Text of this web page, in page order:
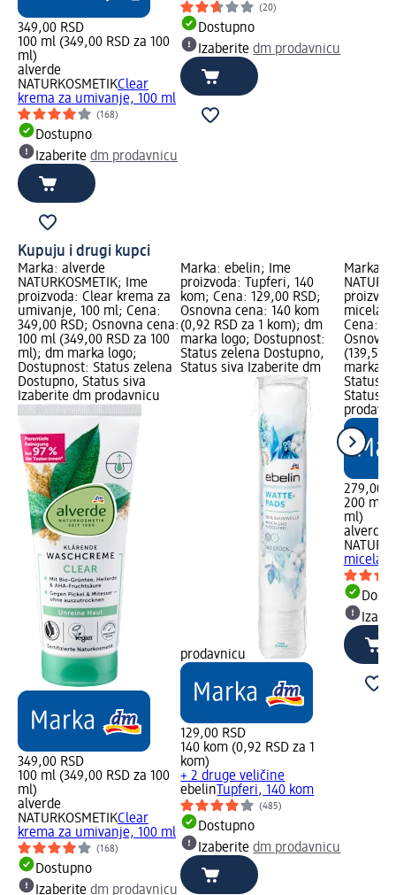
349,00 RSD
100 ml (349,00 RSD za 100
ml)
alverde
NATURKOSMETIKClear
krema za umivanje, 100 ml
(168)
Dostupno
Izaberite dm prodavnicu
(20)
Dostupno
Izaberitedm prodavnicu
Kupuju i drugi kupci
Marka: alverde
NATURKOSMETIK; Ime
proizvoda: Clear krema za
umivanje, 100 ml; Cena:
349,00 RSD; Osnovna cena:
100 ml (349,00 RSD za 100
ml); dm marka logo;
Dostupnost: Status zelena
Dostupno, Status siva
Izaberite dm prodavnicu
349,00 RSD
100 ml (349,00 RSD za 100
ml)
alverde
NATURKOSMETIKClear
krema za umivanje, 100 ml
(168)
Dostupno
Izaberite dm prodavnicu
Marka: ebelin; Ime
proizvoda: Tupferi, 140
kom; Cena: 129,00 RSD;
Osnovna cena: 140 kom
(0,92 RSD za 1 kom); dm
marka logo; Dostupnost:
Status zelena Dostupno,
Status siva Izaberite dm
prodavnicu
129,00 RSD
140 kom (0,92 RSD za 1
kom)
+ 2 druge veličine
ebelin Tupferi, 140 kom
(485)
Dostupno
Izaberitedm prodavnicu
Marka:
Cena:
(139,50
marka
Status
Status
279,00
200 ml
ml)
alverde